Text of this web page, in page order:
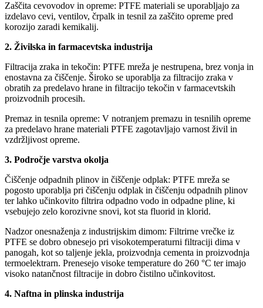
Zaščita cevovodov in opreme: PTFE materiali se uporabljajo za
izdelavo cevi, ventilov, črpalk in tesnil za zaščito opreme pred
korozijo zaradi kemikalij.
2. Živilska in farmacevtska industrija
Filtracija zraka in tekočin: PTFE mreža je nestrupena, brez vonja in
enostavna za čiščenje. Široko se uporablja za filtracijo zraka v
obratih za predelavo hrane in filtracijo tekočin v farmacevtskih
proizvodnih procesih.
Premaz in tesnila opreme: V notranjem premazu in tesnilih opreme
za predelavo hrane materiali PTFE zagotavljajo varnost živil in
vzdržljivost opreme.
3. Področje varstva okolja
Čiščenje odpadnih plinov in čiščenje odplak: PTFE mreža se
pogosto uporablja pri čiščenju odplak in čiščenju odpadnih plinov
ter lahko učinkovito filtrira odpadno vodo in odpadne pline, ki
vsebujejo zelo korozivne snovi, kot sta fluorid in klorid.
Nadzor onesnaženja z industrijskim dimom: Filtrirne vrečke iz
PTFE se dobro obnesejo pri visokotemperaturni filtraciji dima v
panogah, kot so taljenje jekla, proizvodnja cementa in proizvodnja
termoelektrarn. Prenesejo visoke temperature do 260 °C ter imajo
visoko natančnost filtracije in dobro čistilno učinkovitost.
4. Naftna in plinska industrija